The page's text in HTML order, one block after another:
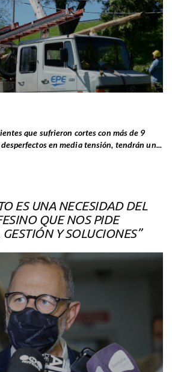
que sufrieron cortes con más de 9
en media tensión, tendrán un...
ES UNA NECESIDAD DEL
QUE NOS PIDE
Y SOLUCIONES”